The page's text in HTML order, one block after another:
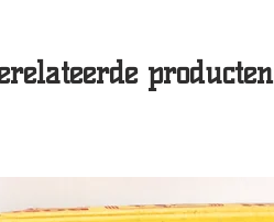
producten